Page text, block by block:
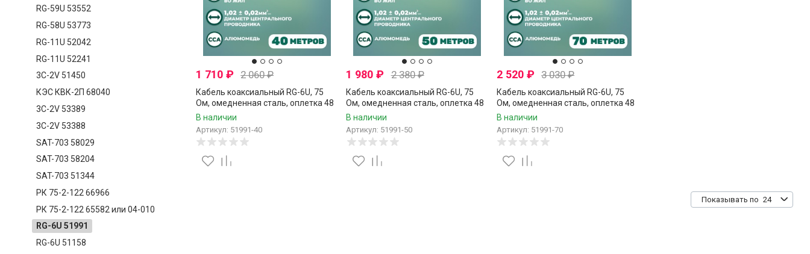
RG-59U 53552
RG-58U 53773
RG-11U 52042
RG-11U 52241
3C-2V 51450
КЭС КВК-2П 68040
3C-2V 53389
3C-2V 53388
SAT-703 58029
SAT-703 58204
SAT-703 51344
РК 75-2-122 66966
РК 75-2-122 65582 или 04-010
RG-6U 51991
RG-6U 51158
1 710 ₽ 2 060₽
Кабель коаксиальный RG-6U, 75
Ом, омедненная сталь, оплетка 48
аллюминиевые нити, белый, Netko,
В наличии
Артикул: 51991-40
1 980₽ 2 380₽
Кабель коаксиальный RG-6U, 75
Ом, омедненная сталь, оплетка 48
аллюминиевые нити, белый, Netko,
В наличии
Артикул: 51991-50
2 520 ₽ 3 030₽
Кабель коаксиальный RG-6U, 75
Ом, омедненная сталь, оплетка 48
аллюминиевые нити, белый, Netko,
В наличии
Артикул: 51991-70
Показывать по 24